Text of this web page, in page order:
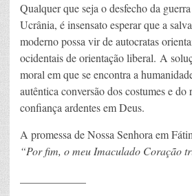
Qualquer que seja o desfecho da
Ucrânia, é insensato esperar que a
moderno possa vir de autocratas
ocidentais de orientação liberal. A
moral em que se encontra a
autêntica conversão dos costumes e do
confiança ardentes em Deus.
A promessa de Nossa Senhora em
“Por fim, o meu Imaculado Coração